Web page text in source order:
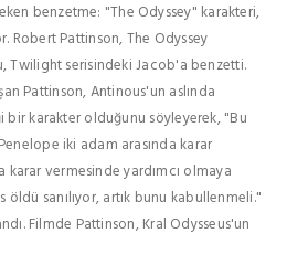
benzetme: "The Odyssey" karakteri,
Robert Pattinson, The Odyssey
Twilight serisindeki Jacob'a benzetti.
Pattinson, Antinous'un aslında
karakter olduğunu söyleyerek, "Bu
iki adam arasında karar
vermesinde yardımcı olmaya
öldü sanılıyor, artık bunu kabullenmeli."
Filmde Pattinson, Kral Odysseus'un